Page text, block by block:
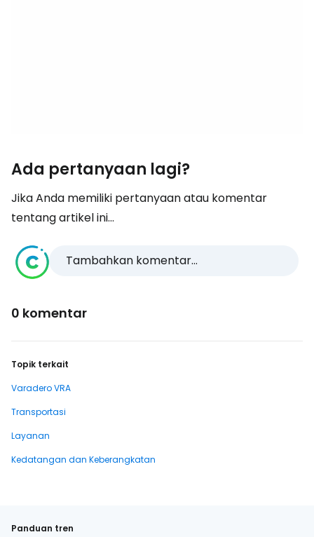
Ada pertanyaan lagi?
Jika Anda memiliki pertanyaan atau komentar
tentang artikel ini...
Tambahkan komentar...
0 komentar
Topik terkait
Varadero VRA
Transportasi
Layanan
Kedatangan dan Keberangkatan
Panduan tren